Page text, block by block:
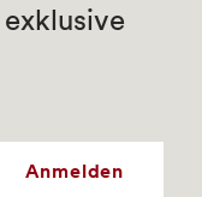
Anmelden